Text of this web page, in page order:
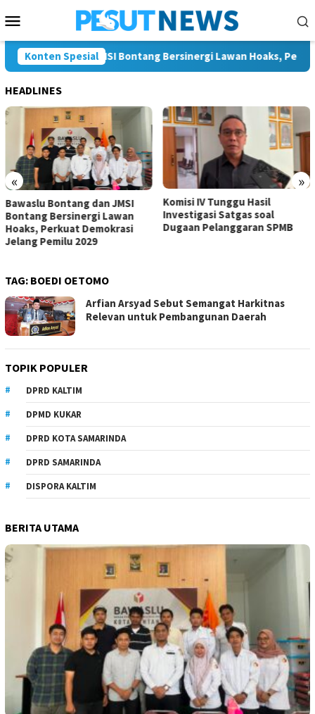
ke
Mobile
Konten Spesial
Bontang dan JMSI Bontang Bersinergi Lawan Hoaks, Perkuat
HEADLINES
« »
Komisi IV Tunggu Hasil
Investigasi Satgas soal
Dugaan Pelanggaran SPMB
Komisi I Dorong Pemkot
Kurangi Belanja ASN demi
Perluas Ruang Pembangunan
TAG: BOEDI OETOMO
Arfian Arsyad Sebut Semangat Harkitnas
Relevan untuk Pembangunan Daerah
TOPIK POPULER
DPRD KALTIM
DPMD KUKAR
DPRD KOTA SAMARINDA
DPRD SAMARINDA
DISPORA KALTIM
BERITA UTAMA